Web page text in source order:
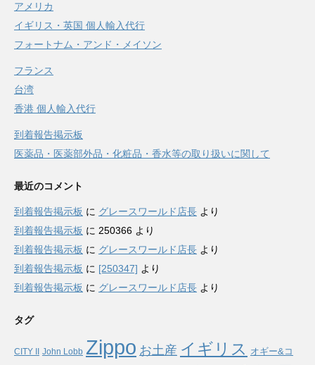
アメリカ
イギリス・英国 個人輸入代行
フォートナム・アンド・メイソン
フランス
台湾
香港 個人輸入代行
到着報告掲示板
医薬品・医薬部外品・化粧品・香水等の取り扱いに関して
最近のコメント
到着報告掲示板 に グレースワールド店長 より
到着報告掲示板 に 250366 より
到着報告掲示板 に グレースワールド店長 より
到着報告掲示板 に [250347] より
到着報告掲示板 に グレースワールド店長 より
タグ
CITY II John Lobb Zippo お土産 イギリス オギー&コ